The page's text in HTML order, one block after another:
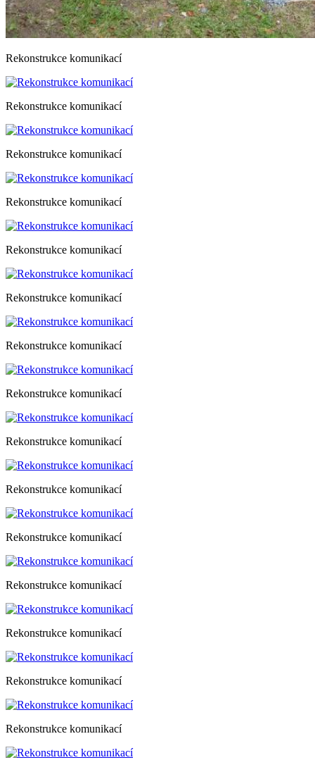
Rekonstrukce komunikací
Rekonstrukce komunikací
Rekonstrukce komunikací
Rekonstrukce komunikací
Rekonstrukce komunikací
Rekonstrukce komunikací
Rekonstrukce komunikací
Rekonstrukce komunikací
Rekonstrukce komunikací
Rekonstrukce komunikací
Rekonstrukce komunikací
Rekonstrukce komunikací
Rekonstrukce komunikací
Rekonstrukce komunikací
Rekonstrukce komunikací